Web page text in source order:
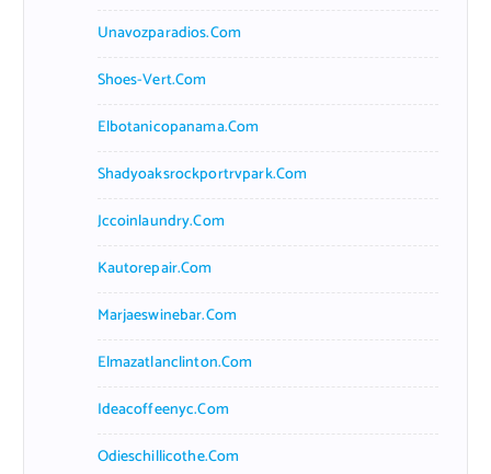
Unavozparadios.com
Shoes-Vert.com
Elbotanicopanama.com
Shadyoaksrockportrvpark.com
Jccoinlaundry.com
Kautorepair.com
Marjaeswinebar.com
Elmazatlanclinton.com
Ideacoffeenyc.com
Odieschillicothe.com